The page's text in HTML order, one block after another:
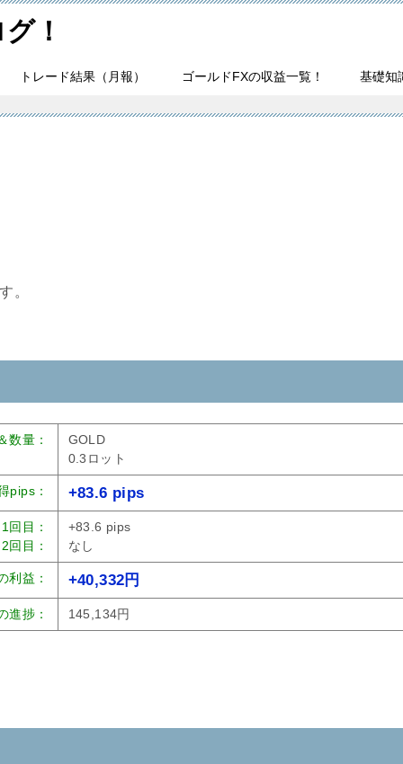
！
トレード結果（月報） ゴールドFXの収益一覧！ 基礎知
。
数量：
GOLD
0.3ロット
pips： +83.6 pips
1回目：
2回目：
+83.6 pips
なし
利益： +40,332円
進捗： 145,134円